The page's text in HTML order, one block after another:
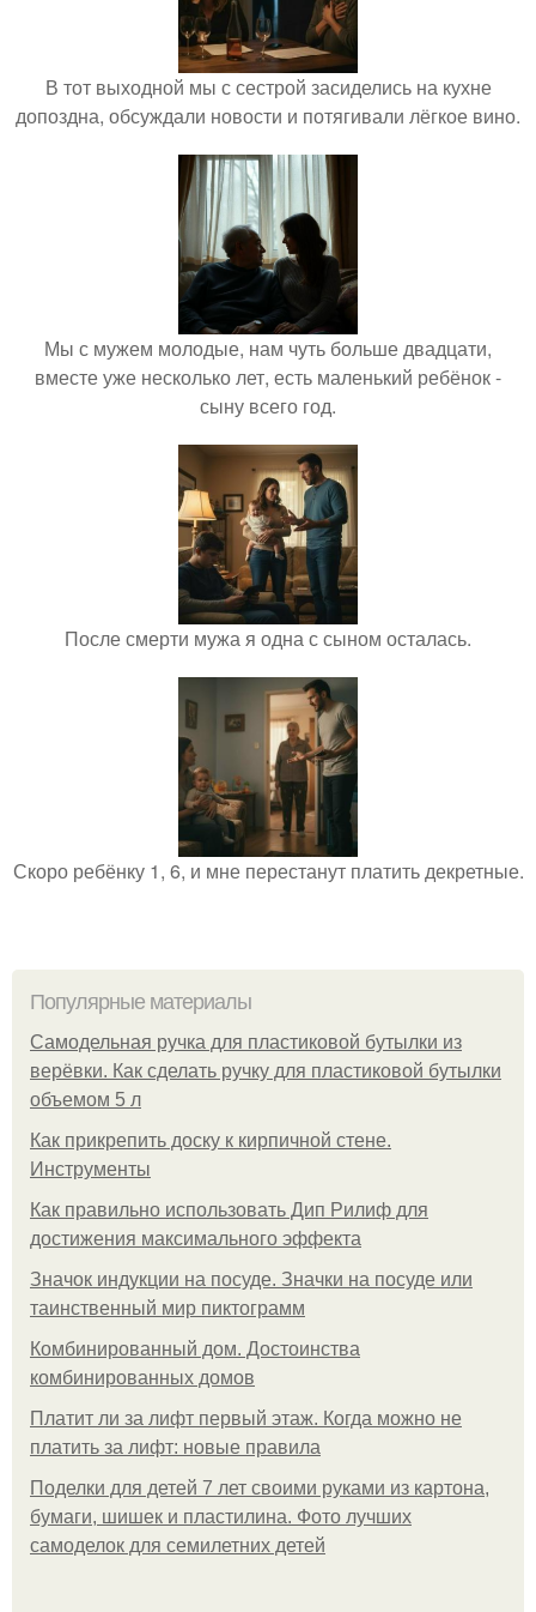
В тот выходной мы с сестрой засиделись на кухне
допоздна, обсуждали новости и потягивали лёгкое вино.
Мы с мужем молодые, нам чуть больше двадцати,
вместе уже несколько лет, есть маленький ребёнок -
сыну всего год.
После смерти мужа я одна с сыном осталась.
Скоро ребёнку 1, 6, и мне перестанут платить декретные.
Популярные материалы
Самодельная ручка для пластиковой бутылки из
верёвки. Как сделать ручку для пластиковой бутылки
объемом 5 л
Как прикрепить доску к кирпичной стене.
Инструменты
Как правильно использовать Дип Рилиф для
достижения максимального эффекта
Значок индукции на посуде. Значки на посуде или
таинственный мир пиктограмм
Комбинированный дом. Достоинства
комбинированных домов
Платит ли за лифт первый этаж. Когда можно не
платить за лифт: новые правила
Поделки для детей 7 лет своими руками из картона,
бумаги, шишек и пластилина. Фото лучших
самоделок для семилетних детей